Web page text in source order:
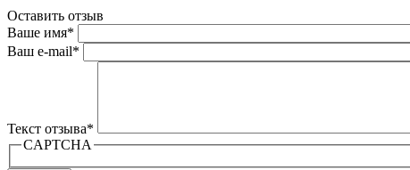
Оставить отзыв
Ваше имя*
Ваш e-mail*
Текст отзыва*
CAPTCHA